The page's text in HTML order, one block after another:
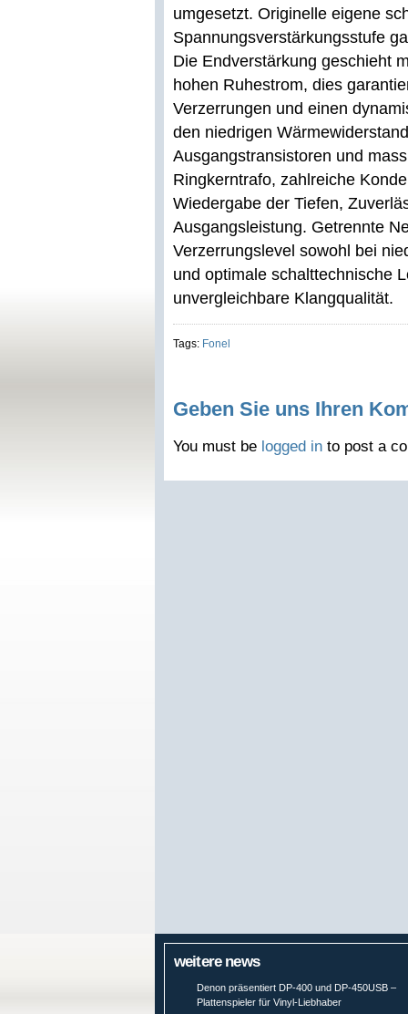
umgesetzt. Originelle eigene
Spannungsverstärkungsstufe
Die Endverstärkung geschieht
hohen Ruhestrom, dies
Verzerrungen und einen
den niedrigen
Ausgangstransistoren und
Ringkerntrafo, zahlreiche
Wiedergabe der Tiefen,
Ausgangsleistung. Getrennte
Verzerrungslevel sowohl bei
und optimale schalttechnische
unvergleichbare Klangqualität.
Tags: Fonel
Geben Sie uns Ihren
You must be logged in to post a
weitere news
Denon präsentiert DP-400 und DP-450USB –
Plattenspieler für Vinyl-Liebhaber